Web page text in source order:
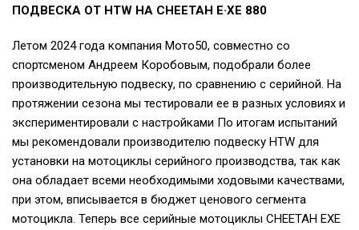
ПОДВЕСКА ОТ HTW НА CHEETAH E·XE 880
Летом 2024 года компания Мото50, совместно со
спортсменом Андреем Коробовым, подобрали более
производительную подвеску, по сравнению с серийной. На
протяжении сезона мы тестировали ее в разных условиях и
экспериментировали с настройками По итогам испытаний
мы рекомендовали производителю подвеску HTW для
установки на мотоциклы серийного производства, так как
она обладает всеми необходимыми ходовыми качествами,
при этом, вписывается в бюджет ценового сегмента
мотоцикла. Теперь все серийные мотоциклы CHEETAH EXE